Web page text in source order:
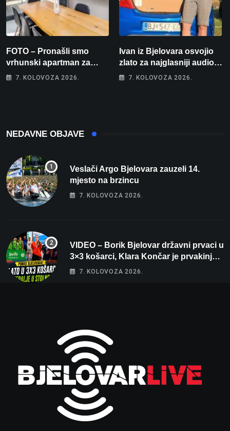
FOTO – Pronašli smo
vrhunski apartman za
odmor: Pogled na more, tri
7. KOLOVOZA 2026.
Ivan iz Bjelovara osvojio
zlato za najglasniji audio
sustav i srušio osobni
7. KOLOVOZA 2026.
NEDAVNE OBJAVE
Veslači Argo Bjelovara zauzeli 14.
mjesto na brzincu
7. KOLOVOZA 2026.
VIDEO – Borik Bjelovar državni prvaci u
3×3 košarci, Klara Končar je prvakinja
Hrvatske u stolnom tenisu!
7. KOLOVOZA 2026.